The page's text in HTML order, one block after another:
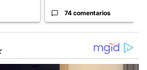
74 comentarios